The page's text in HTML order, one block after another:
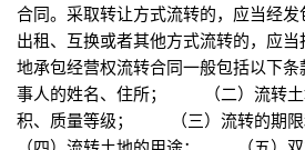
合同。采取转让方式流转的，应当经发
出租、互换或者其他方式流转的，
地承包经营权流转合同一般包括以
事人的姓名、住所； （二）流转土
积、质量等级； （三）流转的期